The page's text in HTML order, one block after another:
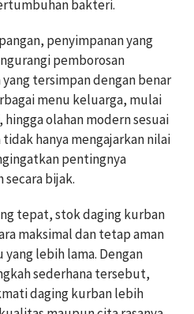
bakteri.
penyimpanan yang
pemborosan
tersimpan dengan benar
menu keluarga, mulai
olahan modern sesuai
hanya mengajarkan nilai
pentingnya
secara bijak.
tepat, stok daging kurban
maksimal dan tetap aman
lebih lama. Dengan
sederhana tersebut,
daging kurban lebih